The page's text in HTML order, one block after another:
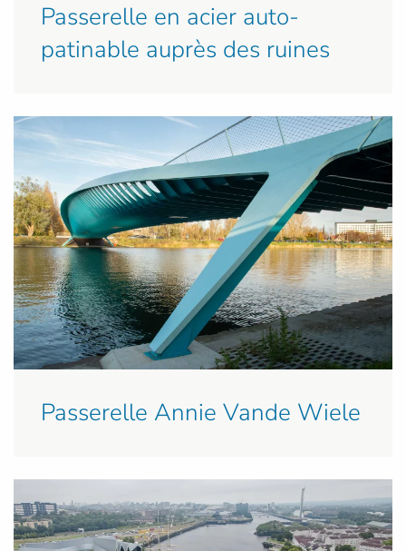
Passerelle en acier auto-
patinable auprès des ruines
Passerelle Annie Vande Wiele